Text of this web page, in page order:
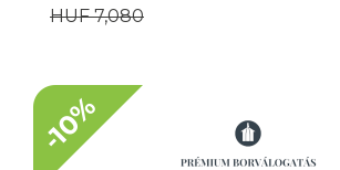
HUF 7,080
-10%